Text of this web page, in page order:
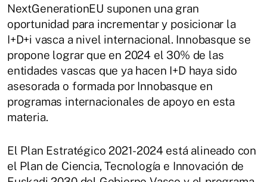
NextGenerationEU suponen una gran
oportunidad para incrementar y posicionar la
I+D+i vasca a nivel internacional. Innobasque se
propone lograr que en 2024 el 30% de las
entidades vascas que ya hacen I+D haya sido
asesorada o formada por Innobasque en
programas internacionales de apoyo en esta
materia.
El Plan Estratégico 2021-2024 está alineado con
el Plan de Ciencia, Tecnología e Innovación de